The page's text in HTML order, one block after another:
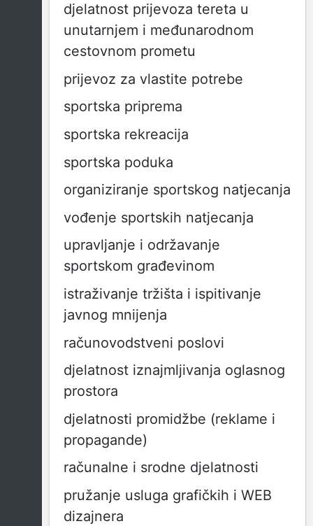
djelatnost prijevoza tereta u
unutarnjem i međunarodnom
cestovnom prometu
prijevoz za vlastite potrebe
sportska priprema
sportska rekreacija
sportska poduka
organiziranje sportskog natjecanja
vođenje sportskih natjecanja
upravljanje i održavanje
sportskom građevinom
istraživanje tržišta i ispitivanje
javnog mnijenja
računovodstveni poslovi
djelatnost iznajmljivanja oglasnog
prostora
djelatnosti promidžbe (reklame i
propagande)
računalne i srodne djelatnosti
pružanje usluga grafičkih i WEB
dizajnera